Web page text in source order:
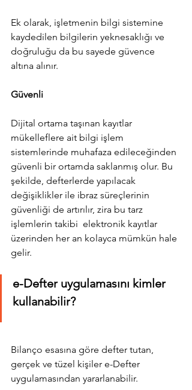
Ek olarak, işletmenin bilgi sistemine
kaydedilen bilgilerin yeknesaklığı ve
doğruluğu da bu sayede güvence
altına alınır.
Güvenli
Dijital ortama taşınan kayıtlar
mükelleflere ait bilgi işlem
sistemlerinde muhafaza edileceğinden
güvenli bir ortamda saklanmış olur. Bu
şekilde, defterlerde yapılacak
değişiklikler ile ibraz süreçlerinin
güvenliği de artırılır, zira bu tarz
işlemlerin takibi  elektronik kayıtlar
üzerinden her an kolayca mümkün hale
gelir.
e-Defter uygulamasını kimler
kullanabilir?
Bilanço esasına göre defter tutan,
gerçek ve tüzel kişiler e-Defter
uygulamasından yararlanabilir.